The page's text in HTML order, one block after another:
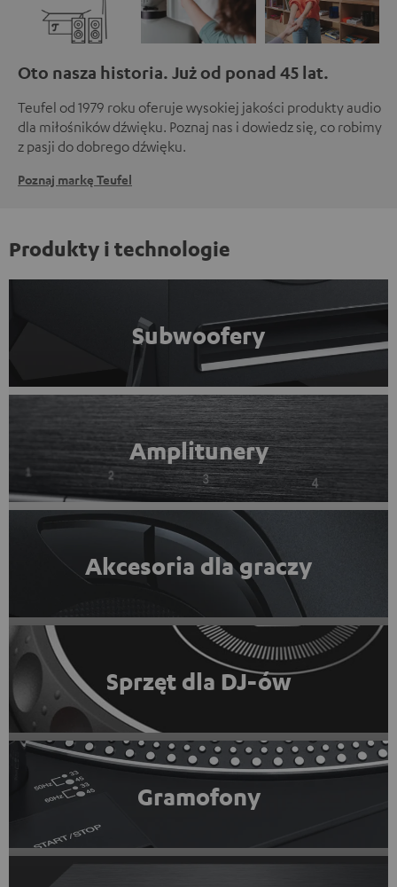
Oto nasza historia. Już od ponad 45 lat.
Teufel od 1979 roku oferuje wysokiej jakości produkty audio
dla miłośników dźwięku. Poznaj nas i dowiedz się, co robimy
z pasji do dobrego dźwięku.
Poznaj markę Teufel
Produkty i technologie
Subwoofery
Amplitunery
Akcesoria dla graczy
Sprzęt dla DJ-ów
Gramofony